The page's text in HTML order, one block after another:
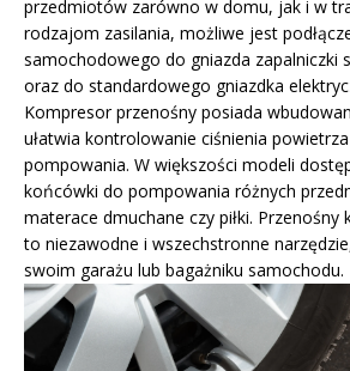
przedmiotów zarówno w domu, jak i w
rodzajom zasilania, możliwe jest
samochodowego do gniazda zapalniczki
oraz do standardowego gniazdka
Kompresor przenośny posiada
ułatwia kontrolowanie ciśnienia
pompowania. W większości modeli
końcówki do pompowania różnych
materace dmuchane czy piłki. Przenośny
to niezawodne i wszechstronne
swoim garażu lub bagażniku samochodu.